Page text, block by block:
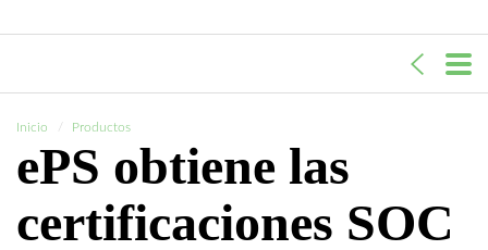
Inicio Productos
ePS obtiene las
certificaciones SOC